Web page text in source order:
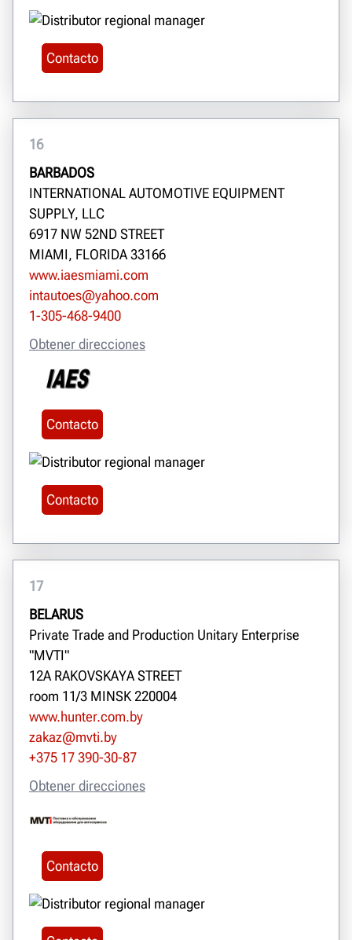
Contacto
16
BARBADOS
INTERNATIONAL AUTOMOTIVE EQUIPMENT
SUPPLY, LLC
6917 NW 52ND STREET
MIAMI, FLORIDA 33166
www.iaesmiami.com
intautoes@yahoo.com
1-305-468-9400
Obtener direcciones
Contacto
Contacto
17
BELARUS
Private Trade and Production Unitary Enterprise
"MVTI"
12A RAKOVSKAYA STREET
room 11/3 MINSK 220004
www.hunter.com.by
zakaz@mvti.by
+375 17 390-30-87
Obtener direcciones
Contacto